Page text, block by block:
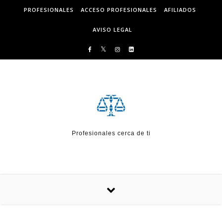
Skip to contentPROFESIONALES ACCESO PROFESIONALES AFILIADOS
AVISO LEGAL
Profesionales cerca de ti